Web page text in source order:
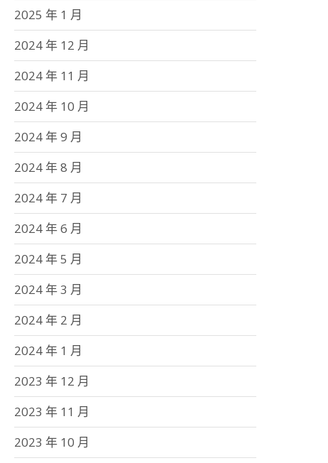
2025 年 1 月
2024 年 12 月
2024 年 11 月
2024 年 10 月
2024 年 9 月
2024 年 8 月
2024 年 7 月
2024 年 6 月
2024 年 5 月
2024 年 3 月
2024 年 2 月
2024 年 1 月
2023 年 12 月
2023 年 11 月
2023 年 10 月